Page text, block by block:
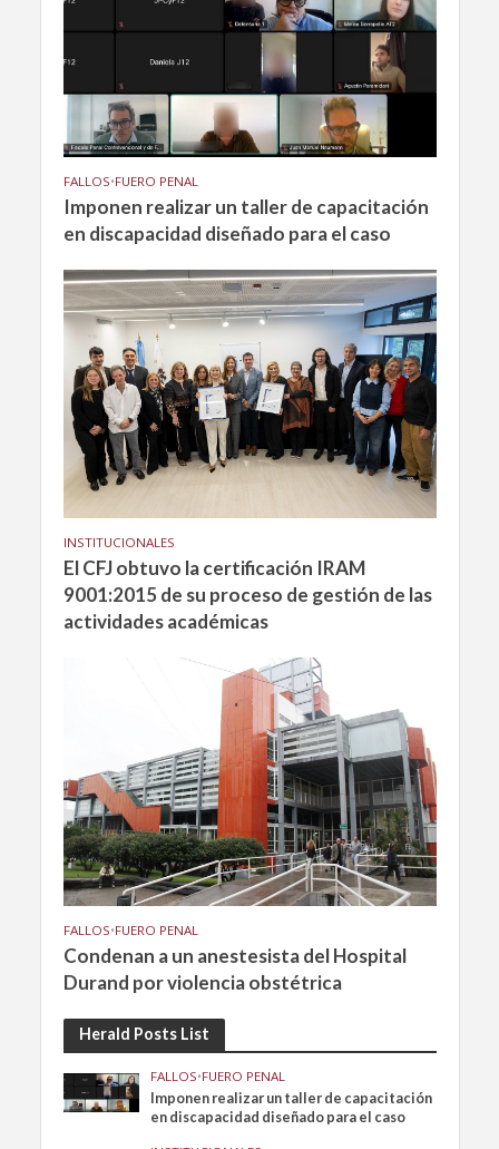
FALLOS•FUERO PENAL
Imponen realizar un taller de capacitación
en discapacidad diseñado para el caso
INSTITUCIONALES
El CFJ obtuvo la certificación IRAM
9001:2015 de su proceso de gestión de las
actividades académicas
FALLOS•FUERO PENAL
Condenan a un anestesista del Hospital
Durand por violencia obstétrica
Herald Posts List
FALLOS•FUERO PENAL
Imponen realizar un taller de capacitación
en discapacidad diseñado para el caso